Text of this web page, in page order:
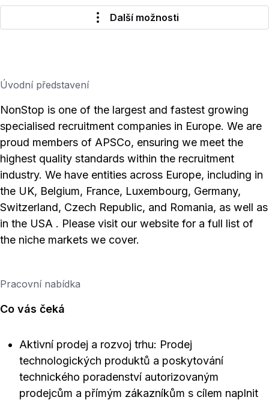
Další možnosti
Úvodní představení
NonStop is one of the largest and fastest growing
specialised recruitment companies in Europe. We are
proud members of APSCo, ensuring we meet the
highest quality standards within the recruitment
industry. We have entities across Europe, including in
the UK, Belgium, France, Luxembourg, Germany,
Switzerland, Czech Republic, and Romania, as well as
in the USA . Please visit our website for a full list of
the niche markets we cover.
Pracovní nabídka
Co vás čeká
Aktivní prodej a rozvoj trhu: Prodej
technologických produktů a poskytování
technického poradenství autorizovaným
prodejcům a přímým zákazníkům s cílem naplnit